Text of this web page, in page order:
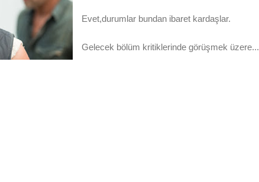
Evet,durumlar bundan ibaret kardaşlar.
Gelecek bölüm kritiklerinde görüşmek üzere...